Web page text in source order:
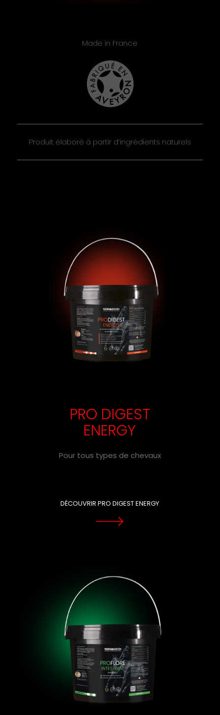
Made in France
Produit élaboré à partir d’ingrédients naturels
PRO DIGEST
ENERGY
Pour tous types de chevaux
DÉCOUVRIR PRO DIGEST ENERGY